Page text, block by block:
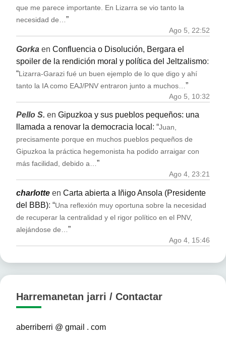
que me parece importante. En Lizarra se vio tanto la
necesidad de… ”
Ago 5, 22:52
Gorka en Confluencia o Disolución, Bergara el
spoiler de la rendición moral y política del Jeltzalismo:
“Lizarra-Garazi fué un buen ejemplo de lo que digo y ahí
tanto la IA como EAJ/PNV entraron junto a muchos… ”
Ago 5, 10:32
Pello S. en Gipuzkoa y sus pueblos pequeños: una
llamada a renovar la democracia local : “Juan,
precisamente porque en muchos pueblos pequeños de
Gipuzkoa la práctica hegemonista ha podido arraigar con
más facilidad, debido a…”
Ago 4, 23:21
charlotte en Carta abierta a Iñigo Ansola (Presidente
del BBB): “Una reflexión muy oportuna sobre la necesidad
de recuperar la centralidad y el rigor político en el PNV,
alejándose de…”
Ago 4, 15:46
Harremanetan jarri / Contactar
aberriberri @ gmail . com